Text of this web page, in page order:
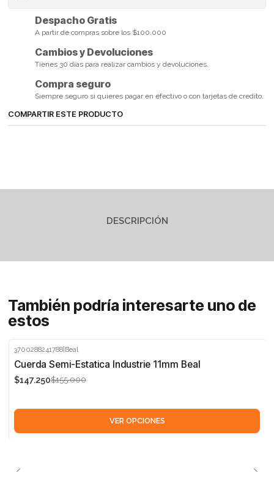
Despacho Gratis
A partir de compras sobre los $100.000
Cambios y Devoluciones
Tienes 30 días para realizar cambios y devoluciones.
Compra seguro
Siempre seguro si quieres pagar en efectivo o con tarjetas de credito.
COMPARTIR ESTE PRODUCTO
DESCRIPCIÓN
También podría interesarte uno de
estos
-5%
3700288241788 Beal
Cuerda Semi-Estatica Industrie 11mm Beal
$147.250$155.000
VER OPCIONES